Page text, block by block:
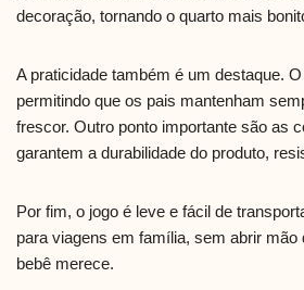
decoração, tornando o quarto mais
A praticidade também é um destaque.
permitindo que os pais mantenham
frescor. Outro ponto importante são as
garantem a durabilidade do produto,
Por fim, o jogo é leve e fácil de
para viagens em família, sem abrir mão
bebê merece.